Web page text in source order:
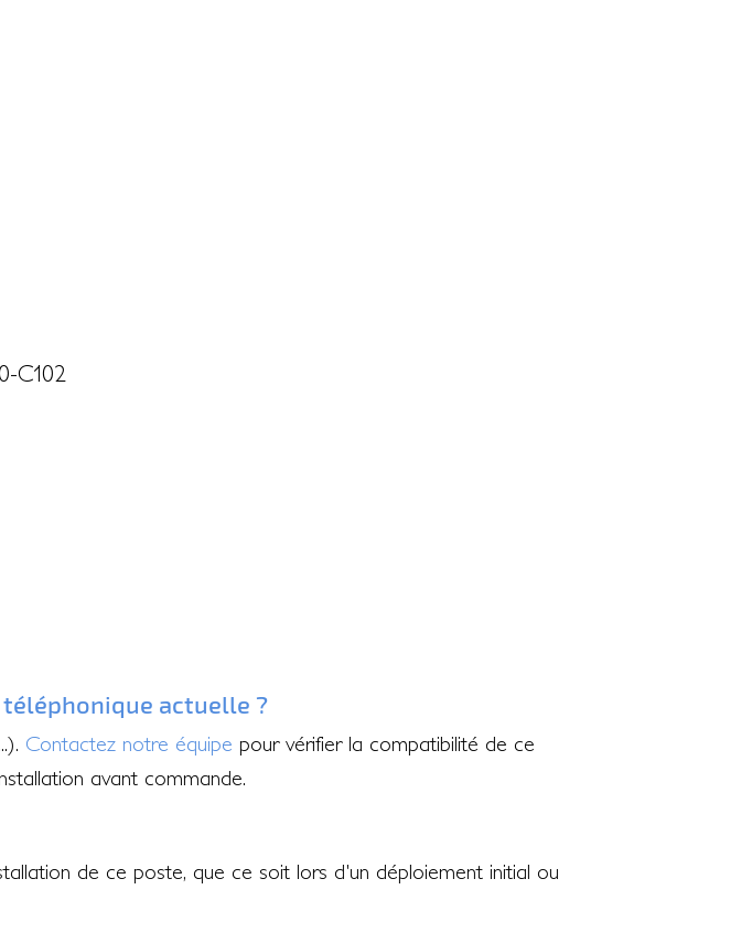
C102
actuelle ?
Contactez notre équipe pour vérifier la compatibilité de ce
avant commande.
de ce poste, que ce soit lors d'un déploiement initial ou